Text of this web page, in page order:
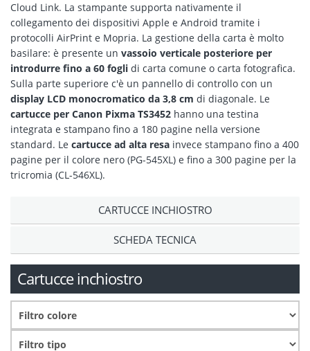
Cloud Link. La stampante supporta nativamente il
collegamento dei dispositivi Apple e Android tramite i
protocolli AirPrint e Mopria. La gestione della carta è molto
basilare: è presente un vassoio verticale posteriore per
introdurre fino a 60 fogli di carta comune o carta fotografica.
Sulla parte superiore c'è un pannello di controllo con un
display LCD monocromatico da 3,8 cm di diagonale. Le
cartucce per Canon Pixma TS3452 hanno una testina
integrata e stampano fino a 180 pagine nella versione
standard. Le cartucce ad alta resa invece stampano fino a 400
pagine per il colore nero (PG-545XL) e fino a 300 pagine per la
tricromia (CL-546XL).
CARTUCCE INCHIOSTRO
SCHEDA TECNICA
Cartucce inchiostro